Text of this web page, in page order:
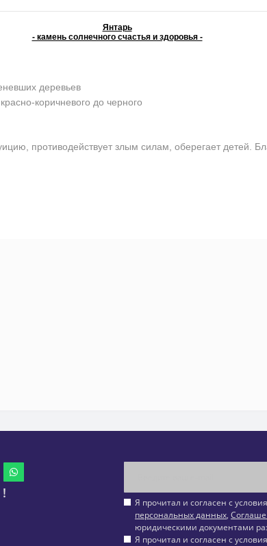
Янтарь
- камень солнечного счастья и здоровья -
деревьев
коричневого до черного
противодействует злым силам, оберегает детей.
Я прочитал и согласен с
персональных данных,
юридическими документами
Я прочитал и согласен с